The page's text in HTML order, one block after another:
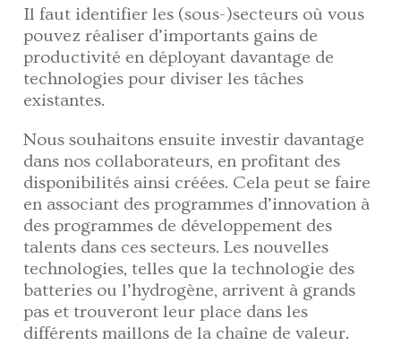
Il faut identifier les (sous-)secteurs où vous
pouvez réaliser d’importants gains de
productivité en déployant davantage de
technologies pour diviser les tâches
existantes.
Nous souhaitons ensuite investir davantage
dans nos collaborateurs, en profitant des
disponibilités ainsi créées. Cela peut se faire
en associant des programmes d’innovation à
des programmes de développement des
talents dans ces secteurs. Les nouvelles
technologies, telles que la technologie des
batteries ou l’hydrogène, arrivent à grands
pas et trouveront leur place dans les
différents maillons de la chaîne de valeur.